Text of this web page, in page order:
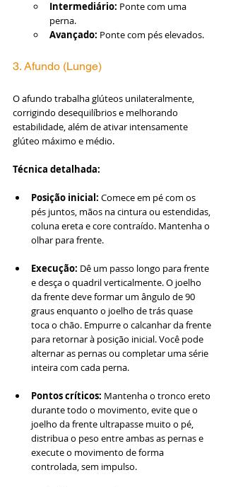
Intermediário: Ponte com uma
perna.
Avançado: Ponte com pés elevados.
3. Afundo (Lunge)
O afundo trabalha glúteos unilateralmente,
corrigindo desequilíbrios e melhorando
estabilidade, além de ativar intensamente
glúteo máximo e médio.
Técnica detalhada:
Posição inicial: Comece em pé com os
pés juntos, mãos na cintura ou estendidas,
coluna ereta e core contraído. Mantenha o
olhar para frente.
Execução: Dê um passo longo para frente
e desça o quadril verticalmente. O joelho
da frente deve formar um ângulo de 90
graus enquanto o joelho de trás quase
toca o chão. Empurre o calcanhar da frente
para retornar à posição inicial. Você pode
alternar as pernas ou completar uma série
inteira com cada perna.
Pontos críticos: Mantenha o tronco ereto
durante todo o movimento, evite que o
joelho da frente ultrapasse muito o pé,
distribua o peso entre ambas as pernas e
execute o movimento de forma
controlada, sem impulso.